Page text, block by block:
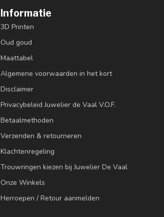
Informatie
3D Printen
Oud goud
Maattabel
Algemene voorwaarden in het kort
Disclaimer
Privacybeleid Juwelier de Vaal V.O.F.
Betaalmethoden
Verzenden & retourneren
Klachtenregeling
Trouwringen kiezen bij Juwelier De Vaal
Onze Winkels
Herroepen / Retour aanmelden